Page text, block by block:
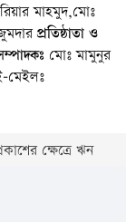
মাহমুদ,মোঃ
প্রতিষ্ঠাতা ও
মোঃ মামুনুর
মেইলঃ
ক্ষেত্রে ঋন